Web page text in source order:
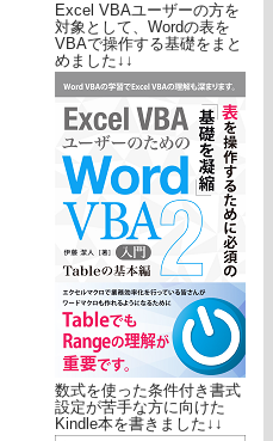
Excel VBAユーザーの方を
対象として、Wordの表を
VBAで操作する基礎をまと
めました↓↓
数式を使った条件付き書式
設定が苦手な方に向けた
Kindle本を書きました↓↓